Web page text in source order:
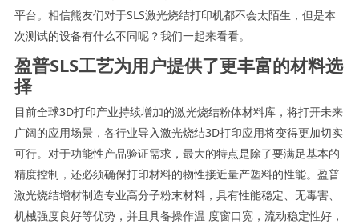
平台。相信熊友们对于SLS激光烧结打印机都不会太陌生，但是本
次测试的设备有什么不同呢？我们一起来看看。
盈普SLS工艺为用户提供了更丰富的材料选
择
目前全球3D打印产业持续增加的激光烧结粉体材料库，将打开未来
广阔的应用场景，各行业导入激光烧结3D打印应用将变得更加切实
可行。对于功能性产品验证需求，最大的特点是除了要满足基本的
精度控制，还必须确保打印材料的物性接近量产塑料的性能。盈普
激光烧结增材制造专业高分子粉末材料，具有性能稳定、无毒害、
机械强度良好等优势，并且具备操作温 度窗口宽，流动稳定性好，